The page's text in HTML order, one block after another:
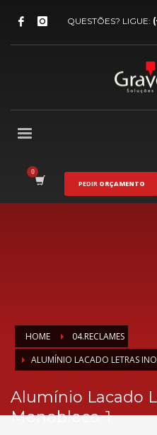
QUESTÕES? LIGUE:
PEDIR ORÇAMENTO
HOME
04.RECLAMES
ALUMÍNIO LACADO LETRAS
Alumínio Lacado
Monobloco-1